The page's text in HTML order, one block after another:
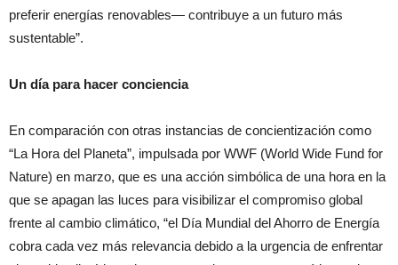
preferir energías renovables— contribuye a un futuro más
sustentable”.
Un día para hacer conciencia
En comparación con otras instancias de concientización como
“La Hora del Planeta”, impulsada por WWF (World Wide Fund for
Nature) en marzo, que es una acción simbólica de una hora en la
que se apagan las luces para visibilizar el compromiso global
frente al cambio climático, “el Día Mundial del Ahorro de Energía
cobra cada vez más relevancia debido a la urgencia de enfrentar